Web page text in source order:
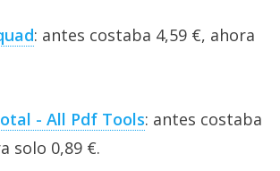
: antes costaba 4,59 €, ahora
- All Pdf Tools: antes costaba
solo 0,89 €.